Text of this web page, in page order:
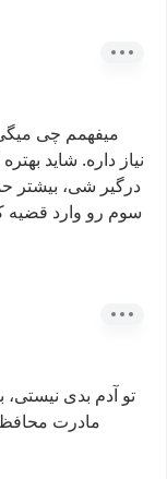
میفهمم چی
نیاز داره. شاید بهتره
درگیر شی، بیشتر
سوم رو وارد قضیه
تو آدم بدی نیستی،
مادرت